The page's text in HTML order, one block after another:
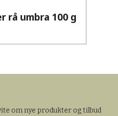
rå umbra 100 g
om nye produkter og tilbud